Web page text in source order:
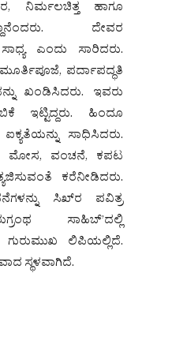
ನಿರ್ಮಲಚಿತ್ತ ಹಾಗೂ
ದೇವರ
ಎಂದು ಸಾರಿದರು.
ಪರ್ದಾಪದ್ಧತಿ
ಖಂಡಿಸಿದರು. ಇವರು
ಇಟ್ಟಿದ್ದರು. ಹಿಂದೂ
ಸಾಧಿಸಿದರು.
ಮೋಸ, ವಂಚನೆ, ಕಪಟ
ಕರೆನೀಡಿದರು.
ಸಿಖ್‌ರ ಪವಿತ್ರ
ಸಾಹಿಬ್’ದಲ್ಲಿ
ಲಿಪಿಯಲ್ಲಿದೆ.
ಸ್ಥಳವಾಗಿದೆ.